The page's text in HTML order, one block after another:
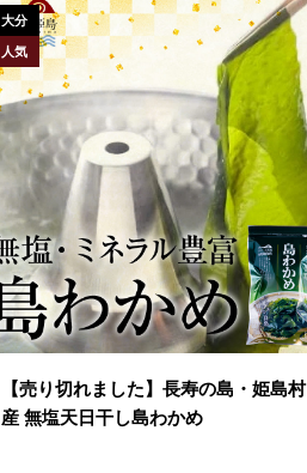
大分
人気
【売り切れました】長寿の島・姫島村
産 無塩天日干し島わかめ